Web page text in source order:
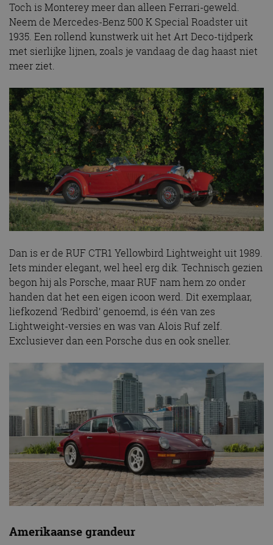
Toch is Monterey meer dan alleen Ferrari-geweld.
Neem de Mercedes-Benz 500 K Special Roadster uit
1935. Een rollend kunstwerk uit het Art Deco-tijdperk
met sierlijke lijnen, zoals je vandaag de dag haast niet
meer ziet.
Dan is er de RUF CTR1 Yellowbird Lightweight uit 1989.
Iets minder elegant, wel heel erg dik. Technisch gezien
begon hij als Porsche, maar RUF nam hem zo onder
handen dat het een eigen icoon werd. Dit exemplaar,
liefkozend ‘Redbird’ genoemd, is één van zes
Lightweight-versies en was van Alois Ruf zelf.
Exclusiever dan een Porsche dus en ook sneller.
Amerikaanse grandeur